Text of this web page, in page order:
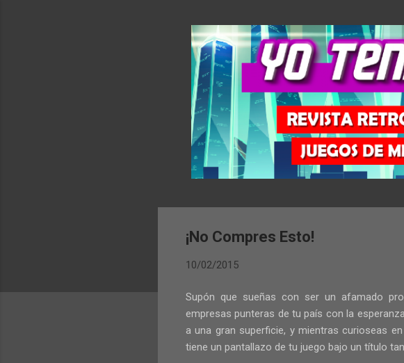
¡No Compres Esto!
10/02/2015
Supón que sueñas con ser un afamado
empresas punteras de tu país con la
a una gran superficie, y mientras curioseas
tiene un pantallazo de tu juego bajo un título